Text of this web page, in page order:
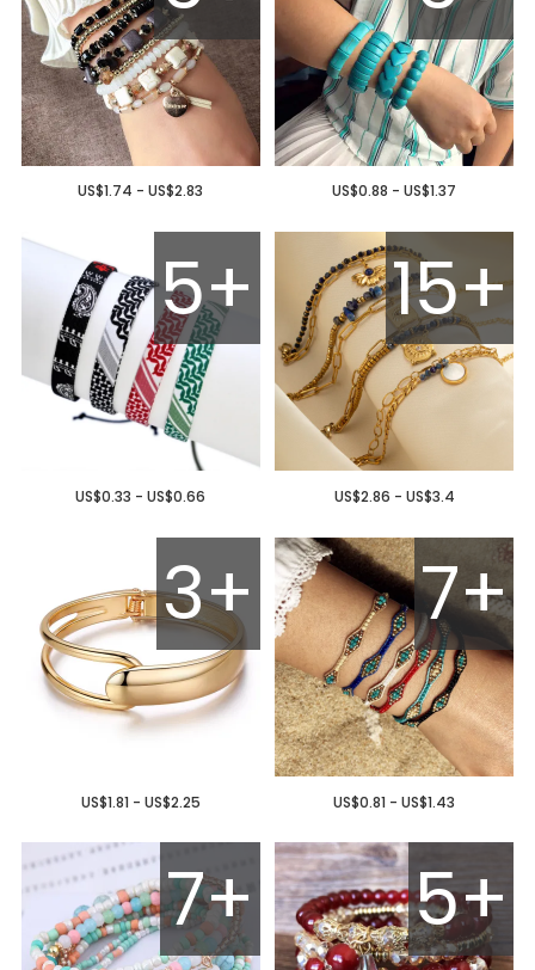
US$1.74 - US$2.83 US$0.88 - US$1.37
5+
US$0.33 - US$0.66
15+
US$2.86 - US$3.4
3+
US$1.81 - US$2.25
7+
US$0.81 - US$1.43
7+ 5+